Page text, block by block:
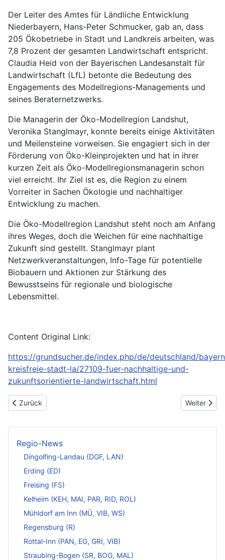
Der Leiter des Amtes für Ländliche Entwicklung
Niederbayern, Hans-Peter Schmucker, gab an, dass
205 Ökobetriebe in Stadt und Landkreis arbeiten, was
7,8 Prozent der gesamten Landwirtschaft entspricht.
Claudia Heid von der Bayerischen Landesanstalt für
Landwirtschaft (LfL) betonte die Bedeutung des
Engagements des Modellregions-Managements und
seines Beraternetzwerks.
Die Managerin der Öko-Modellregion Landshut,
Veronika Stanglmayr, konnte bereits einige Aktivitäten
und Meilensteine vorweisen. Sie engagiert sich in der
Förderung von Öko-Kleinprojekten und hat in ihrer
kurzen Zeit als Öko-Modellregionsmanagerin schon
viel erreicht. Ihr Ziel ist es, die Region zu einem
Vorreiter in Sachen Ökologie und nachhaltiger
Entwicklung zu machen.
Die Öko-Modellregion Landshut steht noch am Anfang
ihres Weges, doch die Weichen für eine nachhaltige
Zukunft sind gestellt. Stanglmayr plant
Netzwerkveranstaltungen, Info-Tage für potentielle
Biobauern und Aktionen zur Stärkung des
Bewusstseins für regionale und biologische
Lebensmittel.
Content Original Link:
https://grundsucher.de/index.php/de/deutschland/
kreisfreie-stadt-la/27109-fuer-nachhaltige-und-
zukunftsorientierte-landwirtschaft.html
Vorheriger Beitrag: Ideen für den Sommer
Zurück Nächster
Weiter
Regio-News
Dingolfing-Landau (DGF, LAN)
Erding (ED)
Freising (FS)
Kelheim (KEH, MAI, PAR, RID, ROL)
Mühldorf am Inn (MÜ, VIB, WS)
Regensburg (R)
Rottal-Inn (PAN, EG, GRI, VIB)
Straubing-Bogen (SR, BOG, MAL)